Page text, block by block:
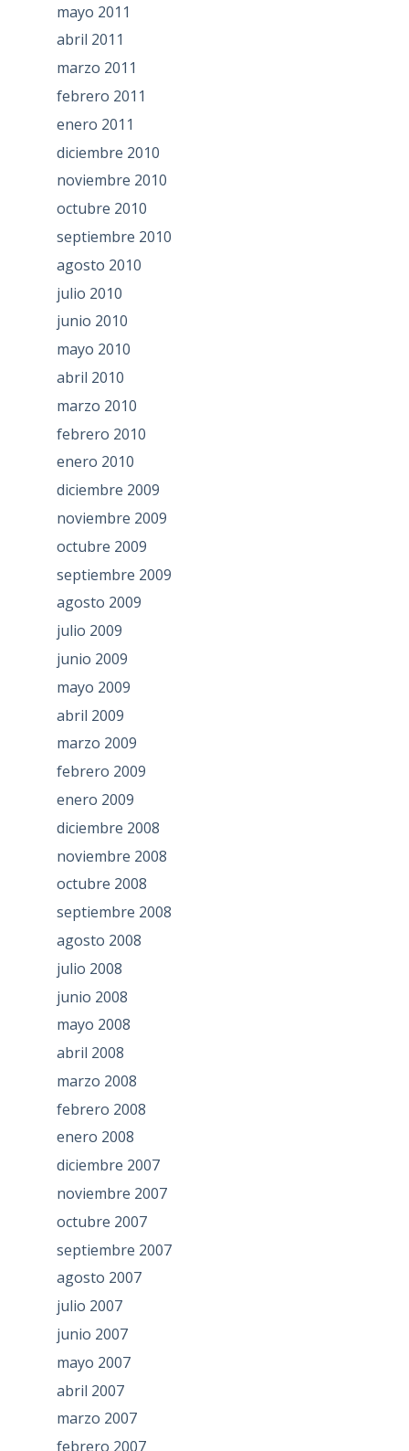
mayo 2011
abril 2011
marzo 2011
febrero 2011
enero 2011
diciembre 2010
noviembre 2010
octubre 2010
septiembre 2010
agosto 2010
julio 2010
junio 2010
mayo 2010
abril 2010
marzo 2010
febrero 2010
enero 2010
diciembre 2009
noviembre 2009
octubre 2009
septiembre 2009
agosto 2009
julio 2009
junio 2009
mayo 2009
abril 2009
marzo 2009
febrero 2009
enero 2009
diciembre 2008
noviembre 2008
octubre 2008
septiembre 2008
agosto 2008
julio 2008
junio 2008
mayo 2008
abril 2008
marzo 2008
febrero 2008
enero 2008
diciembre 2007
noviembre 2007
octubre 2007
septiembre 2007
agosto 2007
julio 2007
junio 2007
mayo 2007
abril 2007
marzo 2007
febrero 2007